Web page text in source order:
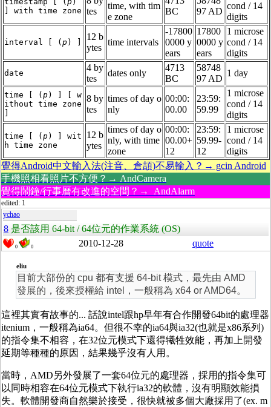
] with time zone tes
time, with tim
e zone
BC
97 AD
cond / 14
digits
interval [ ( p) ]
12 b
ytes
time intervals
-17800
0000 y
ears
17800
0000 y
ears
1 microse
cond / 14
digits
date
4 by
tes
dates only
4713
BC
58748
97 AD
1 day
time [ ( p) ] [ w
ithout time zone
8 by
tes
times of day o
nly
00:00:
00.00
23:59:
59.99
1 microse
cond / 14
digits
time [ ( p) ] wit
h time zone
12 b
ytes
times of day o
nly, with time
zone
00:00:
00.00+
12
23:59:
59.99-
12
1 microse
cond / 14
digits
覺得Android中文輸入法(注音、倉頡)不易輸入？→ gcin Android
手機照相看照片不方便？→ AndCamera
覺得鬧鐘/行事曆有改進的空間？→ AndAlarm
edited: 1
ychao
8 是否該用 64-bit / 64位元的作業系統 (OS)
0 0 2010-12-28 quote
eliu
目前大部份的 cpu 都有支援 64-bit 模式，最先由 AMD
發展的，後來授權給 intel，一般稱為 x64 or AMD64。
這裡其實有故事的... 話說intel跟hp早年有合作開發64bit的處理器
itenium，一般稱為ia64。但很不幸的ia64與ia32(也就是x86系列)
的指令集不相容，在32位元模式下還得犧牲效能，再加上開發
延期等種種的原因，結果幾乎沒有人用。
當時，AMD另外發展了一套64位元的處理器，採用的指令集可
以同時相容在64位元模式下執行ia32的軟體，沒有明顯效能損
失。軟體開發商自然樂於接受，很快就被多個大廠採用了(ex. m